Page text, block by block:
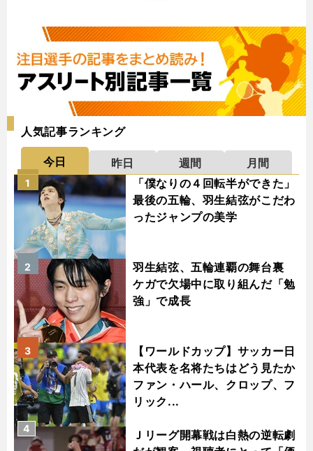
人気記事ランキング
今日 昨日 週間
月間
「僕なりの４回転半ができた」
最後の五輪、羽生結弦がこだわ
ったジャンプの美学
1
羽生結弦、五輪連覇の舞台裏
ケガで欠場中に取り組んだ「勉
強」で成長
2
【ワールドカップ】サッカー日
本代表を名将たちはどう見たか
ファン・ハール、クロップ、フ
リック...
3
Ｊリーグ開幕戦は白熱の逆転劇
4